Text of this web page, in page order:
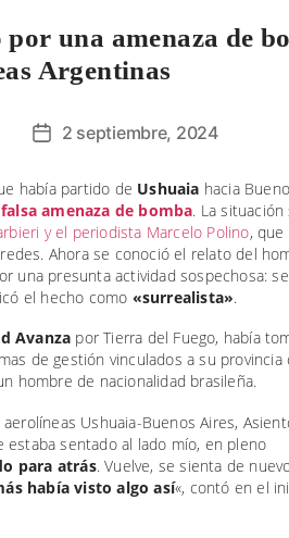
una amenaza de
Argentinas
Fecha
la
entrada
2 septiembre, 2024
había partido de Ushuaia hacia
falsa amenaza de bomba. La situación
y el periodista Marcelo Polino, que
Ahora se conoció el relato del
una presunta actividad sospechosa:
el hecho como «surrealista».
Avanza por Tierra del Fuego, había
de gestión vinculados a su provincia
hombre de nacionalidad brasileña.
Ushuaia-Buenos Aires,
estaba sentado al lado mío, en pleno
para atrás. Vuelve, se sienta de
había visto algo así«, contó en el